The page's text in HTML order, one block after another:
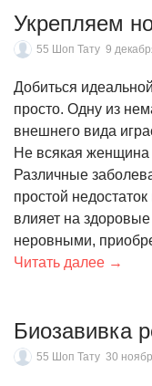
Укрепляем
55 Шоп Тату 9
Добиться
просто. Одну из
внешнего вида
Не всякая женщина
Различные
простой
влияет на
неровными,
Читать далее →
​Биозавивка
55 Шоп Тату 30